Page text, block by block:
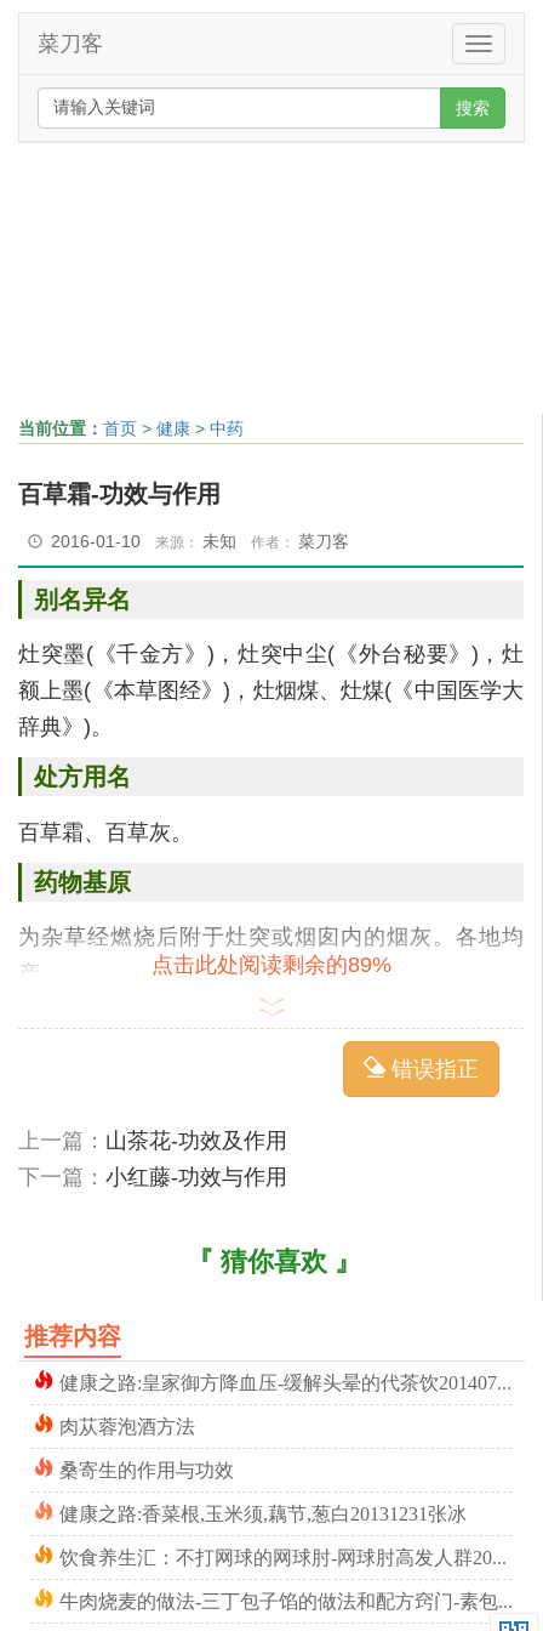
Toggle
菜刀客
搜索
当前位置： 首页 > 健康 > 中药
百草霜-功效与作用
2016-01-10 来源： 未知 作者： 菜刀客
别名异名
灶突墨(《千金方》)，灶突中尘(《外台秘要》)，灶
额上墨(《本草图经》)，灶烟煤、灶煤(《中国医学大
辞典》)。
处方用名
百草霜、百草灰。
药物基原
为杂草经燃烧后附于灶突或烟囱内的烟灰。各地均
产。
主要成分
药理作用
抗菌，止血，止泻。
去杂质。
性味归经
【性味】辛、苦，温。
【归经】入肺、胃、肝、肾四经。
点击此处阅读剩余的89%
错误指正
上一篇： 山茶花-功效及作用
下一篇： 小红藤-功效与作用
『 猜你喜欢 』
推荐内容
肉苁蓉泡酒方法
桑寄生的作用与功效
健康之路:香菜根,玉米须,藕节,葱白20131231张冰